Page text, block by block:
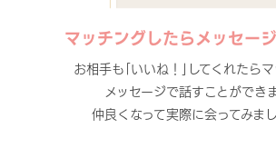
マッチングしたらメッセー
お相手も｢いいね！｣してくれたらマ
メッセージで話すことができま
仲良くなって実際に会ってみまし